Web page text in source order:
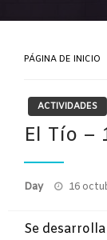
PÁGINA DE INICIO
ACTIVIDADES
El Tío –
Day 16
Se